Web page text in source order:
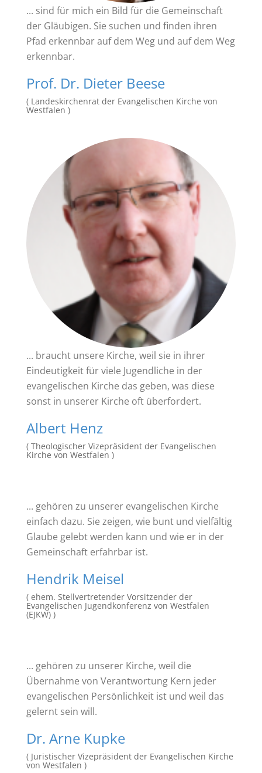
... sind für mich ein Bild für die Gemeinschaft
der Gläubigen. Sie suchen und finden ihren
Pfad erkennbar auf dem Weg und auf dem Weg
erkennbar.
Prof. Dr. Dieter Beese
( Landeskirchenrat der Evangelischen Kirche von
Westfalen )
... braucht unsere Kirche, weil sie in ihrer
Eindeutigkeit für viele Jugendliche in der
evangelischen Kirche das geben, was diese
sonst in unserer Kirche oft überfordert.
Albert Henz
( Theologischer Vizepräsident der Evangelischen
Kirche von Westfalen )
... gehören zu unserer evangelischen Kirche
einfach dazu. Sie zeigen, wie bunt und vielfältig
Glaube gelebt werden kann und wie er in der
Gemeinschaft erfahrbar ist.
Hendrik Meisel
( ehem. Stellvertretender Vorsitzender der
Evangelischen Jugendkonferenz von Westfalen
(EJKW) )
... gehören zu unserer Kirche, weil die
Übernahme von Verantwortung Kern jeder
evangelischen Persönlichkeit ist und weil das
gelernt sein will.
Dr. Arne Kupke
( Juristischer Vizepräsident der Evangelischen Kirche
von Westfalen )